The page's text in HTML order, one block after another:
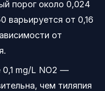
порог около 0,024
варьируется от 0,16
от
mg/L NO2 —
чем тиляпия